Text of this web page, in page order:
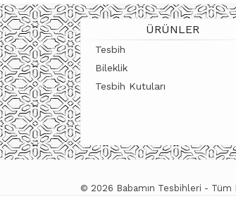
ÜRÜNLER
Tesbih
Bileklik
Tesbih Kutuları
© 2026 Babamın Tesbihleri - Tüm